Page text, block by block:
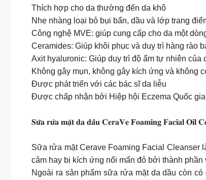
Thích hợp cho da thường đến da khô
Nhẹ nhàng loại bỏ bụi bẩn, dầu và lớp trang
Công nghệ MVE: giúp cung cấp cho da một
Ceramides: Giúp khôi phục và duy trì hàng rào
Axit hyaluronic: Giúp duy trì độ ẩm tự nhiên của
Không gây mụn, không gây kích ứng và không
Được phát triển với các bác sĩ da liễu
Được chấp nhận bởi Hiệp hội Eczema Quốc gia
𝐒𝐮̛̃𝐚 𝐫𝐮̛̉𝐚 𝐦𝐚̣̆𝐭 𝐝𝐚 𝐝𝐚̂̀𝐮 𝐂𝐞𝐫𝐚𝐕𝐞 𝐅𝐨𝐚𝐦𝐢𝐧𝐠 𝐅𝐚𝐜𝐢𝐚𝐥 𝐎𝐢𝐥
Sữa rửa mặt Cerave Foaming Facial Cleanser
cảm hay bị kích ứng nổi mẩn đỏ bởi thành
Ngoài ra sản phẩm sữa rửa mặt da dầu còn